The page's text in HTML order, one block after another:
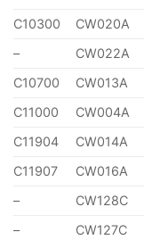
C10300
CW020A
–
CW022A
C10700
CW013A
C11000
CW004A
C11904
CW014A
C11907
CW016A
–
CW128C
–
CW127C